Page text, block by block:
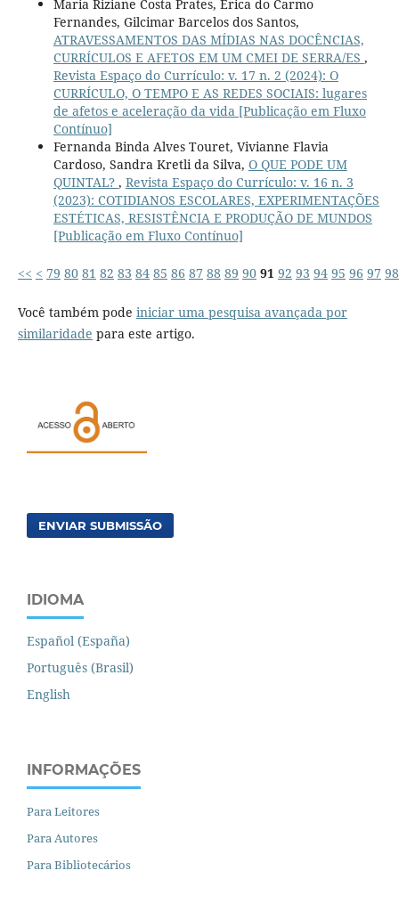
Maria Riziane Costa Prates, Érica do Carmo
Fernandes, Gilcimar Barcelos dos Santos,
ATRAVESSAMENTOS DAS MÍDIAS NAS DOCÊNCIAS,
CURRÍCULOS E AFETOS EM UM CMEI DE SERRA/ES ,
Revista Espaço do Currículo: v. 17 n. 2 (2024): O
CURRÍCULO, O TEMPO E AS REDES SOCIAIS: lugares
de afetos e aceleração da vida [Publicação em Fluxo
Contínuo]
Fernanda Binda Alves Touret, Vivianne Flavia
Cardoso, Sandra Kretli da Silva, O QUE PODE UM
QUINTAL? , Revista Espaço do Currículo: v. 16 n. 3
(2023): COTIDIANOS ESCOLARES, EXPERIMENTAÇÕES
ESTÉTICAS, RESISTÊNCIA E PRODUÇÃO DE MUNDOS
[Publicação em Fluxo Contínuo]
<< < 79 80 81 82 83 84 85 86 87 88 89 90 91 92 93 94 95 96 97 98
Você também pode iniciar uma pesquisa avançada por
similaridade para este artigo.
ENVIAR SUBMISSÃO
IDIOMA
Español (España)
Português (Brasil)
English
INFORMAÇÕES
Para Leitores
Para Autores
Para Bibliotecários